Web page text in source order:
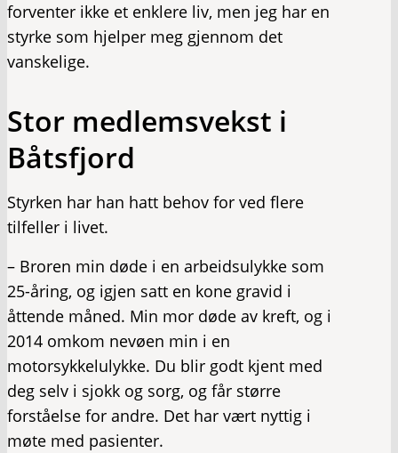
forventer ikke et enklere liv, men jeg har en
styrke som hjelper meg gjennom det
vanskelige.
Stor medlemsvekst i
Båtsfjord
Styrken har han hatt behov for ved flere
tilfeller i livet.
– Broren min døde i en arbeidsulykke som
25-åring, og igjen satt en kone gravid i
åttende måned. Min mor døde av kreft, og i
2014 omkom nevøen min i en
motorsykkelulykke. Du blir godt kjent med
deg selv i sjokk og sorg, og får større
forståelse for andre. Det har vært nyttig i
møte med pasienter.